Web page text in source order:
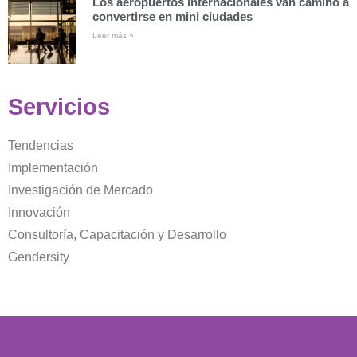
convertirse en mini ciudades
Leer más »
Servicios
Tendencias
Implementación
Investigación de Mercado
Innovación
Consultoría, Capacitación y Desarrollo
Gendersity